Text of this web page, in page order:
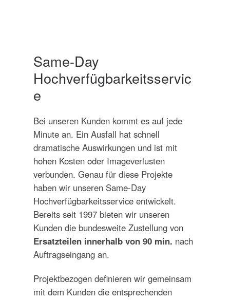
Same-Day
Hochverfügbarkeitsservic
e
Bei unseren Kunden kommt es auf jede
Minute an. Ein Ausfall hat schnell
dramatische Auswirkungen und ist mit
hohen Kosten oder Imageverlusten
verbunden. Genau für diese Projekte
haben wir unseren Same-Day
Hochverfügbarkeitsservice entwickelt.
Bereits seit 1997 bieten wir unseren
Kunden die bundesweite Zustellung von
Ersatzteilen innerhalb von 90 min. nach
Auftragseingang an.
Projektbezogen definieren wir gemeinsam
mit dem Kunden die entsprechenden